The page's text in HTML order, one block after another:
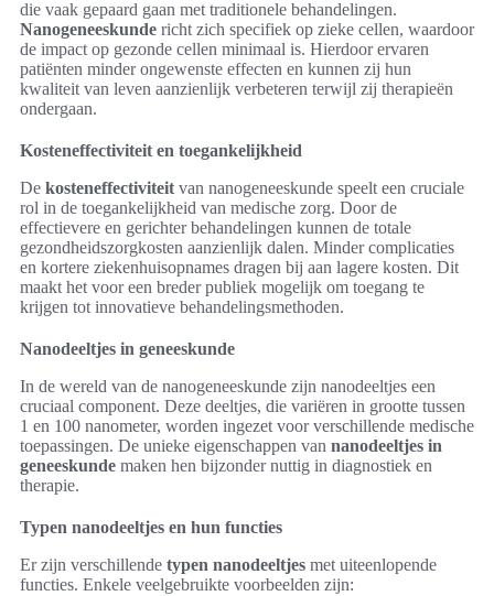
die vaak gepaard gaan met traditionele behandelingen.
Nanogeneeskunde richt zich specifiek op zieke cellen, waardoor
de impact op gezonde cellen minimaal is. Hierdoor ervaren
patiënten minder ongewenste effecten en kunnen zij hun
kwaliteit van leven aanzienlijk verbeteren terwijl zij therapieën
ondergaan.
Kosteneffectiviteit en toegankelijkheid
De kosteneffectiviteit van nanogeneeskunde speelt een cruciale
rol in de toegankelijkheid van medische zorg. Door de
effectievere en gerichter behandelingen kunnen de totale
gezondheidszorgkosten aanzienlijk dalen. Minder complicaties
en kortere ziekenhuisopnames dragen bij aan lagere kosten. Dit
maakt het voor een breder publiek mogelijk om toegang te
krijgen tot innovatieve behandelingsmethoden.
Nanodeeltjes in geneeskunde
In de wereld van de nanogeneeskunde zijn nanodeeltjes een
cruciaal component. Deze deeltjes, die variëren in grootte tussen
1 en 100 nanometer, worden ingezet voor verschillende medische
toepassingen. De unieke eigenschappen van nanodeeltjes in
geneeskunde maken hen bijzonder nuttig in diagnostiek en
therapie.
Typen nanodeeltjes en hun functies
Er zijn verschillende typen nanodeeltjes met uiteenlopende
functies. Enkele veelgebruikte voorbeelden zijn: